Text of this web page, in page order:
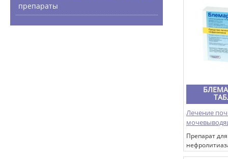
препараты
Лечение
Препарат
растворяет